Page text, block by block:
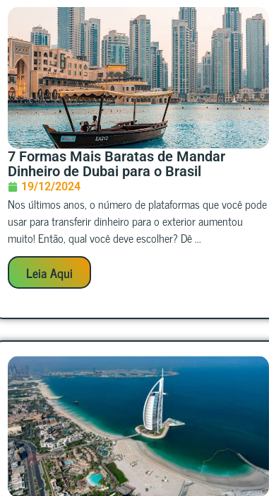
7 Formas Mais Baratas de Mandar
Dinheiro de Dubai para o Brasil
19/12/2024
Nos últimos anos, o número de plataformas que você pode
usar para transferir dinheiro para o exterior aumentou
muito! Então, qual você deve escolher? Dê ...
Leia Aqui